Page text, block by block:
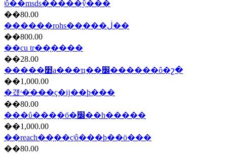
ʲô��msds�����ŷ���
��80.00
������rohs��֤���ڶ��
��800.00
��cu tr��֤����
��28.00
�����׺а���ҵ��׼������ô�շ�
��1,000.00
�걨ʳ�ֺ���ҫ�ĳ��ϸ���
��80.00
���ΰ���ִ�б�׼��һ�����
��1,000.00
��reach��֤��ҫʲô���ϸ��ö���
��80.00